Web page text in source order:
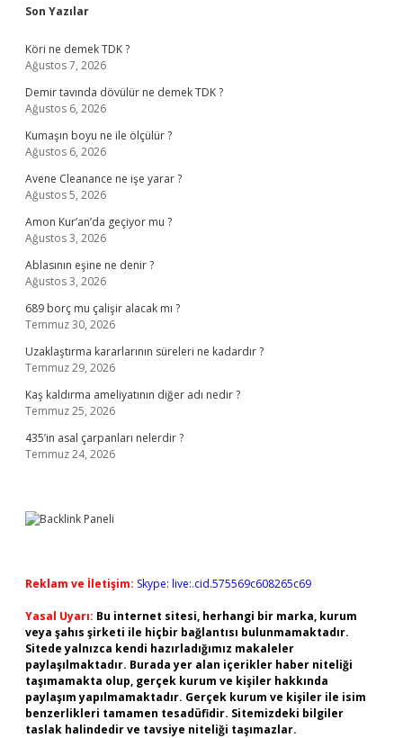
Sidebar
Son Yazılar
Köri ne demek TDK ?
Ağustos 7, 2026
Demir tavında dövülür ne demek TDK ?
Ağustos 6, 2026
Kumaşın boyu ne ile ölçülür ?
Ağustos 6, 2026
Avene Cleanance ne işe yarar ?
Ağustos 5, 2026
Amon Kur’an’da geçiyor mu ?
Ağustos 3, 2026
Ablasının eşine ne denir ?
Ağustos 3, 2026
689 borç mu çalişir alacak mı ?
Temmuz 30, 2026
Uzaklaştırma kararlarının süreleri ne kadardır ?
Temmuz 29, 2026
Kaş kaldırma ameliyatının diğer adı nedir ?
Temmuz 25, 2026
435’in asal çarpanları nelerdir ?
Temmuz 24, 2026
Reklam ve İletişim: Skype: live:.cid.575569c608265c69
Yasal Uyarı: Bu internet sitesi, herhangi bir marka, kurum
veya şahıs şirketi ile hiçbir bağlantısı bulunmamaktadır.
Sitede yalnızca kendi hazırladığımız makaleler
paylaşılmaktadır. Burada yer alan içerikler haber niteliği
taşımamakta olup, gerçek kurum ve kişiler hakkında
paylaşım yapılmamaktadır. Gerçek kurum ve kişiler ile isim
benzerlikleri tamamen tesadüfidir. Sitemizdeki bilgiler
taslak halindedir ve tavsiye niteliği taşımazlar.